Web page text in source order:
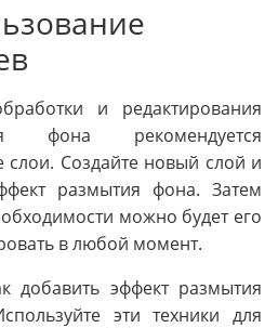
и редактирования
фона рекомендуется
слои. Создайте новый слой и
размытия фона. Затем
можно будет его
в любой момент.
добавить эффект размытия
эти техники для